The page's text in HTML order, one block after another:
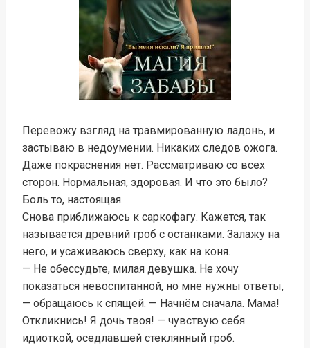
Перевожу взгляд на травмированную ладонь, и
застываю в недоумении. Никаких следов ожога.
Даже покраснения нет. Рассматриваю со всех
сторон. Нормальная, здоровая. И что это было?
Боль то, настоящая.
Снова приближаюсь к саркофагу. Кажется, так
называется древний гроб с останками. Залажу на
него, и усаживаюсь сверху, как на коня.
— Не обессудьте, милая девушка. Не хочу
показаться невоспитанной, но мне нужны ответы,
— обращаюсь к спящей. — Начнём сначала. Мама!
Откликнись! Я дочь твоя! — чувствую себя
идиоткой, оседлавшей стеклянный гроб.